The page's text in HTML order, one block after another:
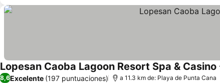
Lopesan Caoba Lagoon Resort Spa &
8,6Excelente (197 puntuaciones) a 11.3 km de: Playa de Punta Cana